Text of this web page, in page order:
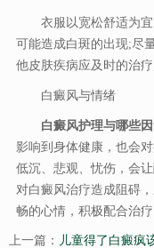
衣服以宽松舒适为宜
可能造成白斑的出现;尽
他皮肤疾病应及时的治
白癜风与情绪
白癜风护理与哪些
影响到身体健康，也会
低沉、悲观、忧伤，会
对白癜风治疗造成阻碍
畅的心情，积极配合治疗
上一篇： 儿童得了白癜疯